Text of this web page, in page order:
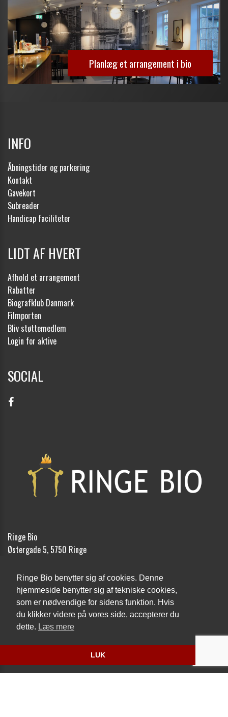
Ringe Bio benytter sig af cookies. Denne
hjemmeside benytter sig af tekniske cookies,
som er nødvendige for sidens funktion. Hvis
du klikker videre på vores side, accepterer du
dette. Læs mere
LUK
Planlæg et arrangement i bio
INFO
Åbningstider og parkering
Kontakt
Gavekort
Subreader
Handicap faciliteter
LIDT AF HVERT
Afhold et arrangement
Rabatter
Biografklub Danmark
Filmporten
Bliv støttemedlem
Login for aktive
SOCIAL
Ringe Bio
Østergade 5, 5750 Ringe
Telefon:62 62 12 18
Email: kontakt@ringebio.dk
Cookie- og privatlivspolitik